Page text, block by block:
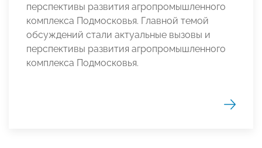
перспективы развития агропромышленного
комплекса Подмосковья. Главной темой
обсуждений стали актуальные вызовы и
перспективы развития агропромышленного
комплекса Подмосковья.